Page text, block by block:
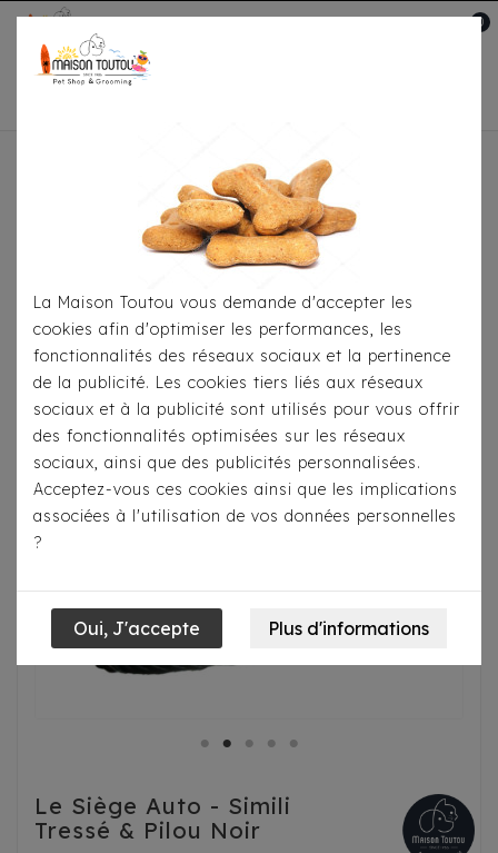
0
Toutou® Handmade
Le Siège Auto - Simili Tressé & Pilou Noir
Le Siège Auto - Simili
Tressé & Pilou Noir
La Maison Toutou vous demande d'accepter les
cookies afin d'optimiser les performances, les
fonctionnalités des réseaux sociaux et la pertinence
de la publicité. Les cookies tiers liés aux réseaux
sociaux et à la publicité sont utilisés pour vous offrir
des fonctionnalités optimisées sur les réseaux
sociaux, ainsi que des publicités personnalisées.
Acceptez-vous ces cookies ainsi que les implications
associées à l'utilisation de vos données personnelles
?